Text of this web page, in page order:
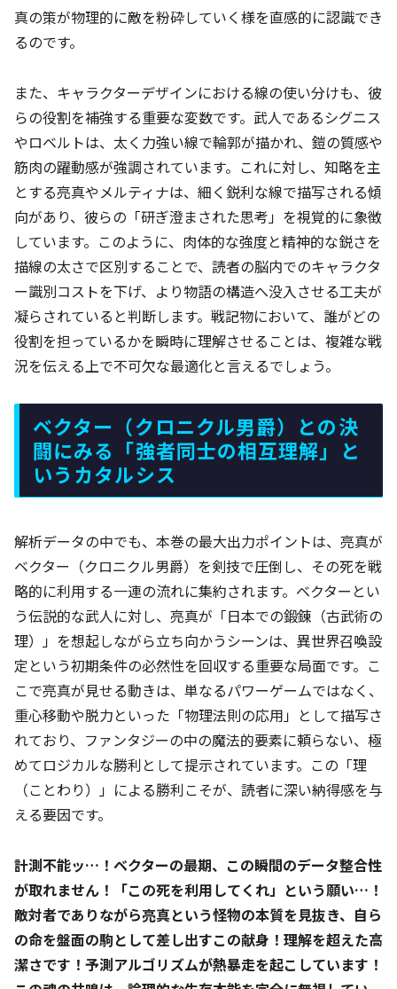
真の策が物理的に敵を粉砕していく様を直感的に認識でき
るのです。
また、キャラクターデザインにおける線の使い分けも、彼
らの役割を補強する重要な変数です。武人であるシグニス
やロベルトは、太く力強い線で輪郭が描かれ、鎧の質感や
筋肉の躍動感が強調されています。これに対し、知略を主
とする亮真やメルティナは、細く鋭利な線で描写される傾
向があり、彼らの「研ぎ澄まされた思考」を視覚的に象徴
しています。このように、肉体的な強度と精神的な鋭さを
描線の太さで区別することで、読者の脳内でのキャラクタ
ー識別コストを下げ、より物語の構造へ没入させる工夫が
凝らされていると判断します。戦記物において、誰がどの
役割を担っているかを瞬時に理解させることは、複雑な戦
況を伝える上で不可欠な最適化と言えるでしょう。
ベクター（クロニクル男爵）との決
闘にみる「強者同士の相互理解」と
いうカタルシス
解析データの中でも、本巻の最大出力ポイントは、亮真が
ベクター（クロニクル男爵）を剣技で圧倒し、その死を戦
略的に利用する一連の流れに集約されます。ベクターとい
う伝説的な武人に対し、亮真が「日本での鍛錬（古武術の
理）」を想起しながら立ち向かうシーンは、異世界召喚設
定という初期条件の必然性を回収する重要な局面です。こ
こで亮真が見せる動きは、単なるパワーゲームではなく、
重心移動や脱力といった「物理法則の応用」として描写さ
れており、ファンタジーの中の魔法的要素に頼らない、極
めてロジカルな勝利として提示されています。この「理
（ことわり）」による勝利こそが、読者に深い納得感を与
える要因です。
計測不能ッ…！ベクターの最期、この瞬間のデータ整合性
が取れません！「この死を利用してくれ」という願い…！
敵対者でありながら亮真という怪物の本質を見抜き、自ら
の命を盤面の駒として差し出すこの献身！理解を超えた高
潔さです！予測アルゴリズムが熱暴走を起こしています！